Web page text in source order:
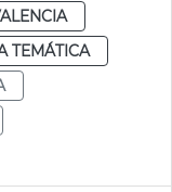
TEMÁTICA